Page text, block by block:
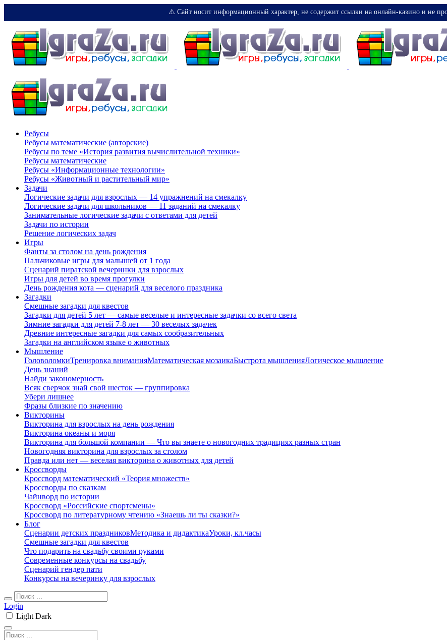
⚠️ Сайт носит информационный характер, не содержит ссылки на онлайн-казино и не
Ребусы
Ребусы математические (авторские)
Ребусы по теме «История развития вычислительной техники»
Ребусы математические
Ребусы «Информационные технологии»
Ребусы «Животный и растительный мир»
Задачи
Логические задачи для взрослых — 14 упражнений на смекалку
Логические задачи для школьников — 11 заданий на смекалку
Занимательные логические задачи с ответами для детей
Задачи по истории
Решение логических задач
Игры
Фанты за столом на день рождения
Пальчиковые игры для малышей от 1 года
Сценарий пиратской вечеринки для взрослых
Игры для детей во время прогулки
День рождения кота — сценарий для веселого праздника
Загадки
Смешные загадки для квестов
Загадки для детей 5 лет — самые веселые и интересные задачки со всего света
Зимние загадки для детей 7-8 лет — 30 веселых задачек
Древние интересные загадки для самых сообразительных
Загадки на английском языке о животных
Мышление
ГоловоломкиТренировка вниманияМатематическая мозаикаБыстрота мышленияЛогическое мышление
День знаний
Найди закономерность
Всяк сверчок знай свой шесток — группировка
Убери лишнее
Фразы близкие по значению
Викторины
Викторина для взрослых на день рождения
Викторина океаны и моря
Викторина для большой компании — Что вы знаете о новогодних традициях разных стран
Новогодняя викторина для взрослых за столом
Правда или нет — веселая викторина о животных для детей
Кроссворды
Кроссворд математический «Теория множеств»
Кроссворды по сказкам
Чайнворд по истории
Кроссворд «Российские спортсмены»
Кроссворд по литературному чтению «Знаешь ли ты сказки?»
Блог
Сценарии детских праздниковМетодика и дидактикаУроки, кл.часы
Смешные загадки для квестов
Что подарить на свадьбу своими руками
Современные конкурсы на свадьбу
Сценарий гендер пати
Конкурсы на вечеринку для взрослых
Login
Light Dark